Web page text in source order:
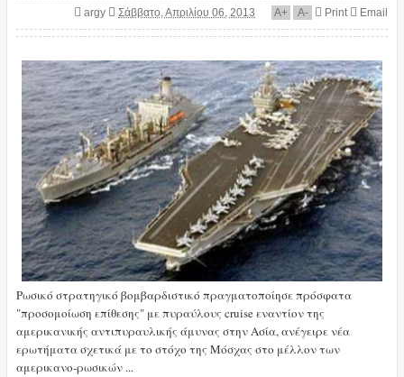
argy Σάββατο, Απριλίου 06, 2013 A+ A- Print Email
Ρωσικό στρατηγικό βομβαρδιστικό πραγματοποίησε πρόσφατα
"προσομοίωση επίθεσης" με πυραύλους cruise εναντίον της
αμερικανικής αντιπυραυλικής άμυνας στην Ασία, ανέγειρε νέα
ερωτήματα σχετικά με το στόχο της Μόσχας στο μέλλον των
αμερικανο-ρωσικών ...